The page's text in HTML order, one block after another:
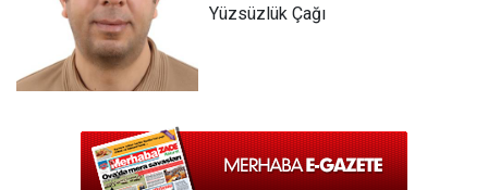
Yüzsüzlük Çağı